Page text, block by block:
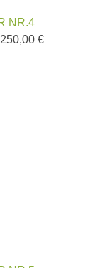
NR.4
250,00 €